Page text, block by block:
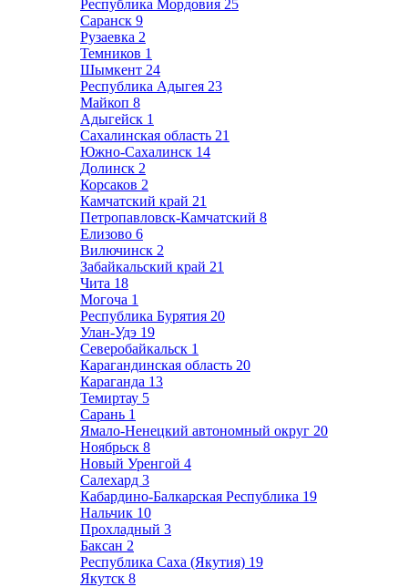
Республика Мордовия 25
Саранск 9
Рузаевка 2
Темников 1
Шымкент 24
Республика Адыгея 23
Майкоп 8
Адыгейск 1
Сахалинская область 21
Южно-Сахалинск 14
Долинск 2
Корсаков 2
Камчатский край 21
Петропавловск-Камчатский 8
Елизово 6
Вилючинск 2
Забайкальский край 21
Чита 18
Могоча 1
Республика Бурятия 20
Улан-Удэ 19
Северобайкальск 1
Карагандинская область 20
Караганда 13
Темиртау 5
Сарань 1
Ямало-Ненецкий автономный округ 20
Ноябрьск 8
Новый Уренгой 4
Салехард 3
Кабардино-Балкарская Республика 19
Нальчик 10
Прохладный 3
Баксан 2
Республика Саха (Якутия) 19
Якутск 8